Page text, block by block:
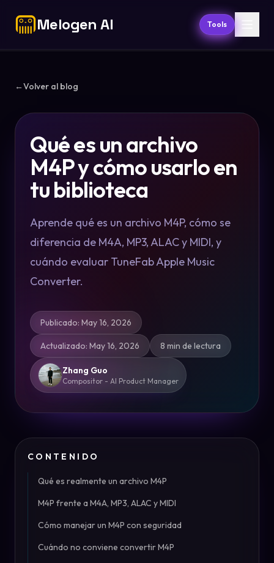
Melogen AI Tools
←Volver al blog
Qué es un archivo
M4P y cómo usarlo en
tu biblioteca
Aprende qué es un archivo M4P, cómo se
diferencia de M4A, MP3, ALAC y MIDI, y
cuándo evaluar TuneFab Apple Music
Converter.
Publicado: May 16, 2026
Actualizado: May 16, 2026 8 min de lectura
Zhang Guo
Compositor - AI Product Manager
CONTENIDO
Qué es realmente un archivo M4P
M4P frente a M4A, MP3, ALAC y MIDI
Cómo manejar un M4P con seguridad
Cuándo no conviene convertir M4P